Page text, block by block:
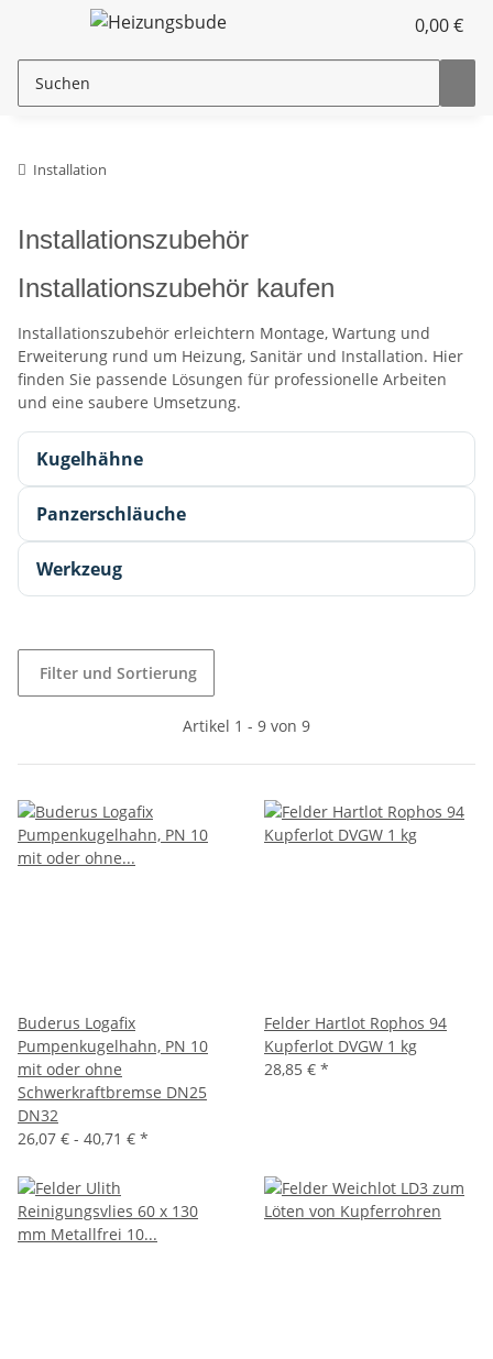
0,00 €
Installation
Installationszubehör
Installationszubehör kaufen
Installationszubehör erleichtern Montage, Wartung und
Erweiterung rund um Heizung, Sanitär und Installation. Hier
finden Sie passende Lösungen für professionelle Arbeiten
und eine saubere Umsetzung.
Kugelhähne
Panzerschläuche
Werkzeug
Filter und Sortierung
Artikel 1 - 9 von 9
Buderus Logafix
Pumpenkugelhahn, PN 10
mit oder ohne
Schwerkraftbremse DN25
DN32
26,07 € - 40,71 € *
Felder Hartlot Rophos 94
Kupferlot DVGW 1 kg
28,85 € *